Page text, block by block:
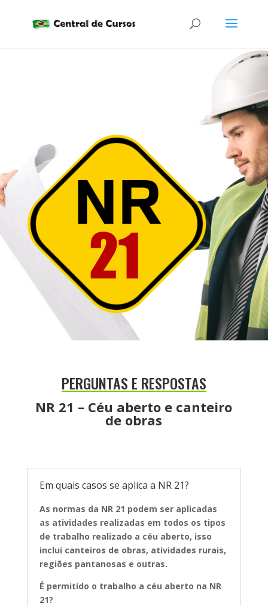
PERGUNTAS E RESPOSTAS
NR 21 – Céu aberto e canteiro
de obras
Em quais casos se aplica a NR 21?
As normas da NR 21 podem ser aplicadas
as atividades realizadas em todos os tipos
de trabalho realizado a céu aberto, isso
inclui canteiros de obras, atividades rurais,
regiões pantanosas e outras.
É permitido o trabalho a céu aberto na NR
21?